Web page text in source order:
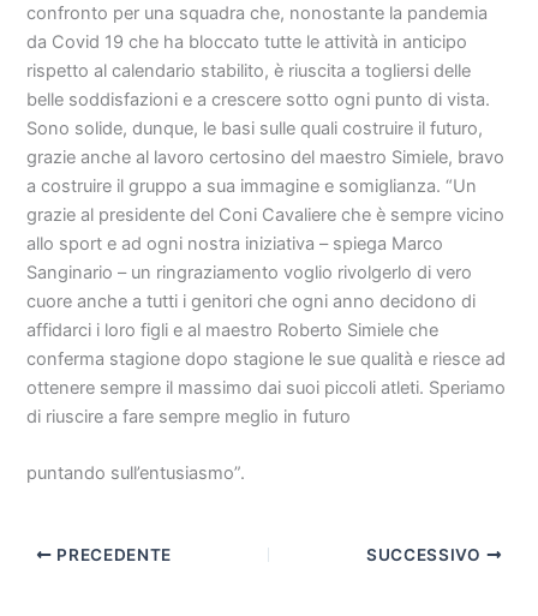
confronto per una squadra che, nonostante la pandemia
da Covid 19 che ha bloccato tutte le attività in anticipo
rispetto al calendario stabilito, è riuscita a togliersi delle
belle soddisfazioni e a crescere sotto ogni punto di vista.
Sono solide, dunque, le basi sulle quali costruire il futuro,
grazie anche al lavoro certosino del maestro Simiele, bravo
a costruire il gruppo a sua immagine e somiglianza. “Un
grazie al presidente del Coni Cavaliere che è sempre vicino
allo sport e ad ogni nostra iniziativa – spiega Marco
Sanginario – un ringraziamento voglio rivolgerlo di vero
cuore anche a tutti i genitori che ogni anno decidono di
affidarci i loro figli e al maestro Roberto Simiele che
conferma stagione dopo stagione le sue qualità e riesce ad
ottenere sempre il massimo dai suoi piccoli atleti. Speriamo
di riuscire a fare sempre meglio in futuro
puntando sull’entusiasmo”.
PRECEDENTE SUCCESSIVO